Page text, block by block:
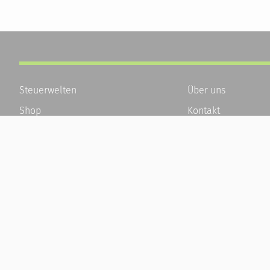
Steuerwelten
Shop
Über uns
Kontakt